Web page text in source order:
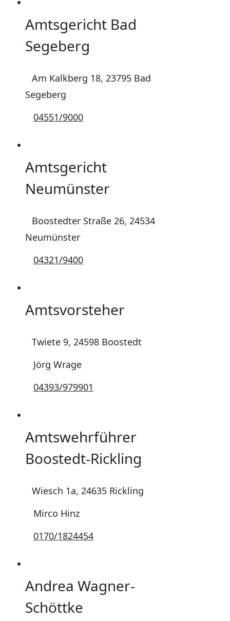
Amtsgericht Bad
Segeberg
Am Kalkberg 18, 23795 Bad
Segeberg
04551/9000
Amtsgericht
Neumünster
Boostedter Straße 26, 24534
Neumünster
04321/9400
Amtsvorsteher
Twiete 9, 24598 Boostedt
Jörg Wrage
04393/979901
Amtswehrführer
Boostedt-Rickling
Wiesch 1a, 24635 Rickling
Mirco Hinz
0170/1824454
Andrea Wagner-
Schöttke